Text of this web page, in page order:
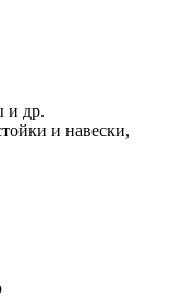
и др.
и навески,